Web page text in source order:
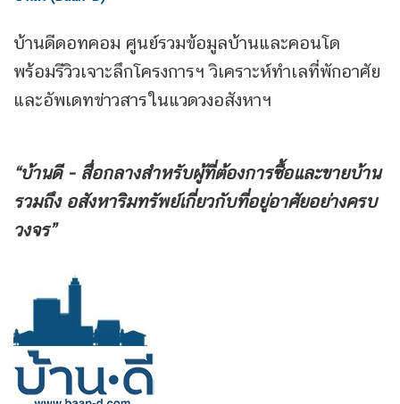
บ้านดีดอทคอม ศูนย์รวมข้อมูลบ้านและคอนโด
พร้อมรีวิวเจาะลึกโครงการฯ วิเคราะห์ทำเลที่พักอาศัย
และอัพเดทข่าวสารในแวดวงอสังหาฯ
“บ้านดี - สื่อกลางสำหรับผู้ที่ต้องการซื้อและขายบ้าน
รวมถึง อสังหาริมทรัพย์เกี่ยวกับที่อยู่อาศัยอย่างครบ
วงจร”